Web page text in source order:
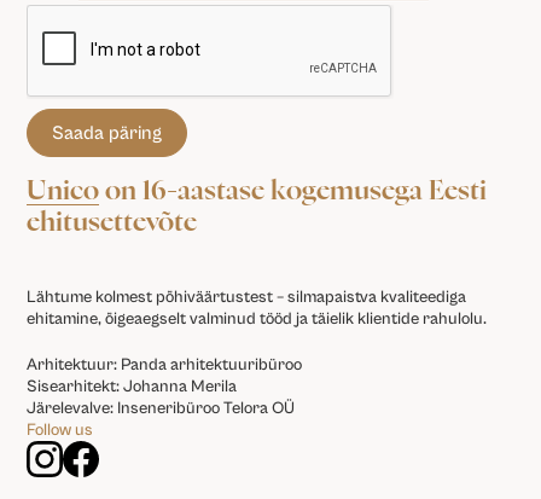
Unico on 16-aastase kogemusega Eesti
ehitusettevõte
Lähtume kolmest põhiväärtustest – silmapaistva kvaliteediga
ehitamine, õigeaegselt valminud tööd ja täielik klientide rahulolu.
Arhitektuur: Panda arhitektuuribüroo
Sisearhitekt: Johanna Merila
Järelevalve: Inseneribüroo Telora OÜ
Follow us